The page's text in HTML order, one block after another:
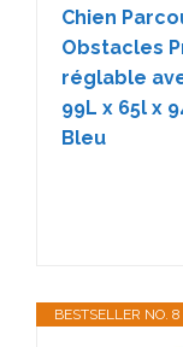
Chien
Obstacles
réglable
99L x 65l x
Bleu
BESTSELLER NO. 8